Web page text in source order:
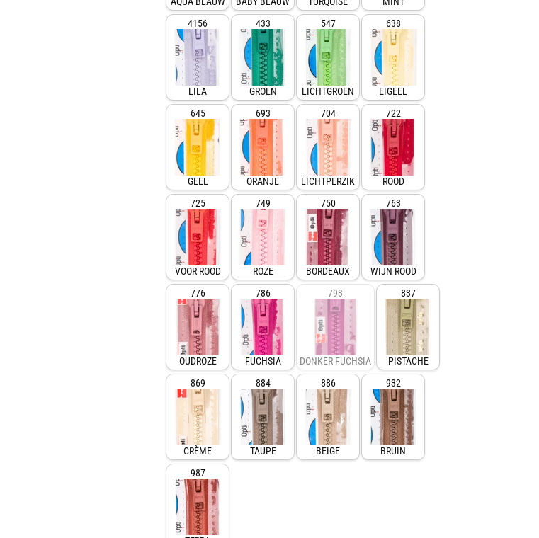
4156
LILA
433
GROEN
547
LICHTGROEN
638
EIGEEL
645
GEEL
693
ORANJE
704
LICHTPERZIK
722
ROOD
725
VOOR ROOD
749
ROZE
750
BORDEAUX
763
WIJN ROOD
776
OUDROZE
786
FUCHSIA
793
DONKER FUCHSIA
837
PISTACHE
869
CRÈME
884
TAUPE
886
BEIGE
932
BRUIN
987